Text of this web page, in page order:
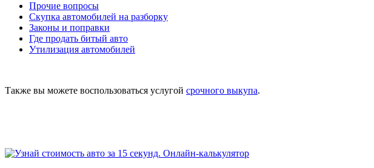
Прочие вопросы
Скупка автомобилей на разборку
Законы и поправки
Где продать битый авто
Утилизация автомобилей
Также вы можете воспользоваться услугой срочного выкупа.